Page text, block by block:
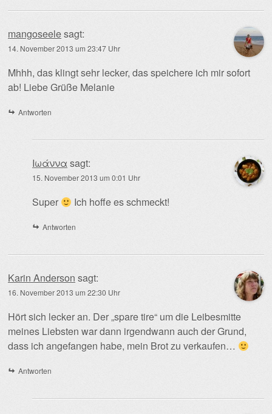
mangoseelesagt:
14. November 2013 um 23:47 Uhr
Mhhh, das klingt sehr lecker, das speichere ich mir sofort
ab! Liebe Grüße Melanie
Antworten
Ιωάννα sagt:
15. November 2013 um 0:01 Uhr
Super Ich hoffe es schmeckt!
Antworten
Karin Anderson sagt:
16. November 2013 um 22:30 Uhr
Hört sich lecker an. Der „spare tire“ um die Leibesmitte
meines Liebsten war dann irgendwann auch der Grund,
dass ich angefangen habe, mein Brot zu verkaufen…
Antworten